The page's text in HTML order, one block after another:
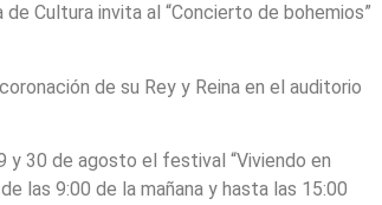
Cultura invita al “Concierto de bohemios”
de su Rey y Reina en el auditorio
y 30 de agosto el festival “Viviendo en
las 9:00 de la mañana y hasta las 15:00